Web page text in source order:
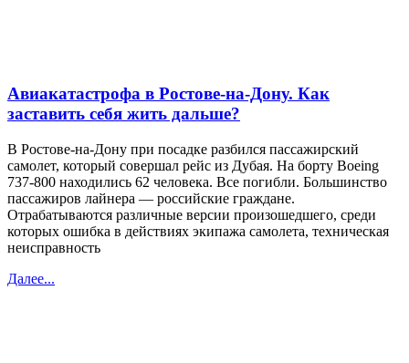
Авиакатастрофа в Ростове-на-Дону. Как
заставить себя жить дальше?
В Ростове-на-Дону при посадке разбился пассажирский
самолет, который совершал рейс из Дубая. На борту Boeing
737-800 находились 62 человека. Все погибли. Большинство
пассажиров лайнера — российские граждане.
Отрабатываются различные версии произошедшего, среди
которых ошибка в действиях экипажа самолета, техническая
неисправность
Далее...